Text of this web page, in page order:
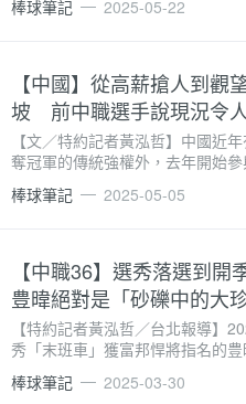
一舉灌進12分，早�
棒球筆記 2025-05-22
【中國】從高薪搶人到
坡 前中職選手說現況令
【文／特約記者黃泓哲】中國近
奪冠軍的傳統強權外，去年開始
隊，打著深化「閩台社會人文交
員。一度開出優渥
棒球筆記 2025-05-05
【中職36】選秀落選到
豊暐絕對是「砂礫中的大珍
【特約記者黃泓哲／台北報導】
秀「末班車」獲富邦悍將指名的
史上首位「豊姓」選手，期待用
認識他的魅力。泰雅�
棒球筆記 2025-03-30